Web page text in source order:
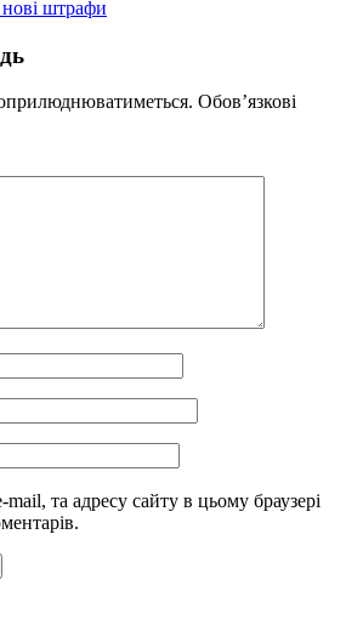
штрафи
Обов’язкові
та адресу сайту в цьому браузері